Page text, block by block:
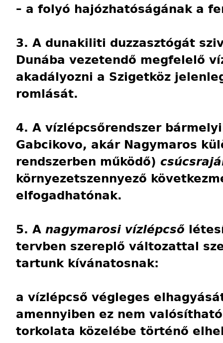
– a folyó hajózhatóságának a
3. A dunakiliti duzzasztógát
Dunába vezetendő megfelelő
akadályozni a Szigetköz
romlását.
4. A vízlépcsőrendszer
Gabcikovo, akár Nagymaros
rendszerben működő)
környezetszennyező
elfogadhatónak.
5. A nagymarosi vízlépcső
tervben szereplő változattal
tartunk kívánatosnak:
a vízlépcső végleges
amennyiben ez nem
torkolata közelébe történő